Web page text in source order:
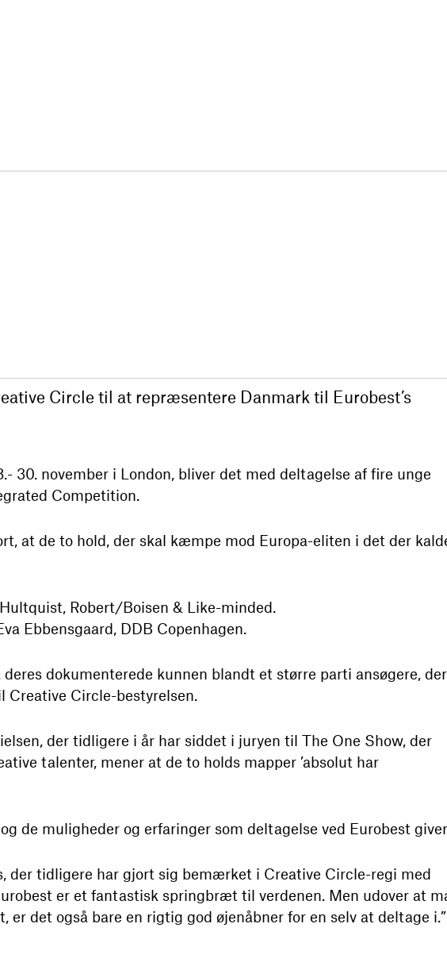
Circle til at repræsentere Danmark til Eurobest’s
30. november i London, bliver det med deltagelse af fire unge
Competition.
at de to hold, der skal kæmpe mod Europa-eliten i det der
Robert/Boisen & Like-minded.
Ebbensgaard, DDB Copenhagen.
dokumenterede kunnen blandt et større parti ansøgere, der
Creative Circle-bestyrelsen.
der tidligere i år har siddet i juryen til The One Show, der
talenter, mener at de to holds mapper ’absolut har
de muligheder og erfaringer som deltagelse ved Eurobest
der tidligere har gjort sig bemærket i Creative Circle-regi med
er et fantastisk springbræt til verdenen. Men udover at
er det også bare en rigtig god øjenåbner for en selv at deltage i.”